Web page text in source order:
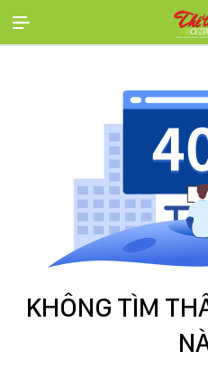
KHÔNG TÌM